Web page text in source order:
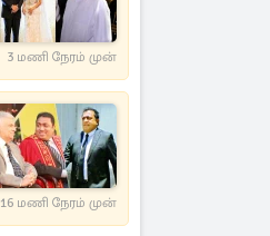
3 மணி நேரம் முன்
16 மணி நேரம் முன்